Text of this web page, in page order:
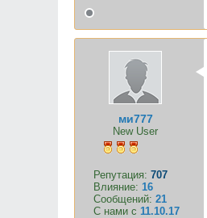
ми777
New User
Репутация: 707
Влияние: 16
Сообщений: 21
С нами с 11.10.17